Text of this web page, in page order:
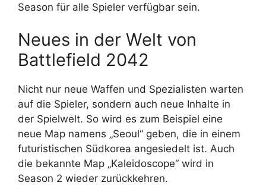
Season für alle Spieler verfügbar sein.
Neues in der Welt von
Battlefield 2042
Nicht nur neue Waffen und Spezialisten warten
auf die Spieler, sondern auch neue Inhalte in
der Spielwelt. So wird es zum Beispiel eine
neue Map namens „Seoul“ geben, die in einem
futuristischen Südkorea angesiedelt ist. Auch
die bekannte Map „Kaleidoscope“ wird in
Season 2 wieder zurückkehren.